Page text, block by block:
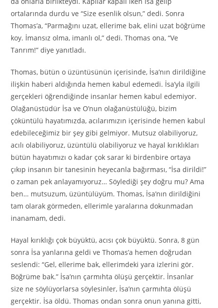
ortalarında durdu ve “Size esenlik olsun,” dedi. Sonra
Thomas’a, “Parmağını uzat, ellerime bak, elini uzat böğrüme
koy. İmansız olma, imanlı ol,” dedi. Thomas ona, “Ve
Tanrım!” diye yanıtladı.
Thomas, bütün o üzüntüsünün içerisinde, İsa’nın dirildiğine
ilişkin haberi aldığında hemen kabul edemedi. İsa’yla ilgili
gerçekleri öğrendiğinde insanlar hemen kabul edemiyor.
Olağanüstüdür İsa ve O’nun olağanüstülüğü, bizim
çöküntülü hayatımızda, acılarımızın içerisinde hemen kabul
edebileceğimiz bir şey gibi gelmiyor. Mutsuz olabiliyoruz,
acılı olabiliyoruz, üzüntülü olabiliyoruz ve hayal kırıklıkları
bütün hayatımızı o kadar çok sarar ki birdenbire ortaya
çıkıp insanın bir tanesinin heyecanla bağırması, “İsa dirildi!”
o zaman pek anlayamıyoruz… Söylediği şey doğru mu? Ama
ben… mutsuzum, üzüntülüyüm. Thomas, İsa’nın dirildiğini
tam olarak görmeden, ellerimle yaralarına dokunmadan
inanamam, dedi.
Hayal kırıklığı çok büyüktü, acısı çok büyüktü. Sonra, 8 gün
sonra İsa yanlarına geldi ve Thomas’a hemen doğrudan
seslendi: “Gel, ellerime bak, ellerimdeki yara izlerini gör.
Böğrüme bak.” İsa’nın çarmıhta ölüşü gerçektir. İnsanlar
size ne söylüyorlarsa söylesinler, İsa’nın çarmıhta ölüşü
gerçektir. İsa öldü. Thomas ondan sonra onun yanına gitti,